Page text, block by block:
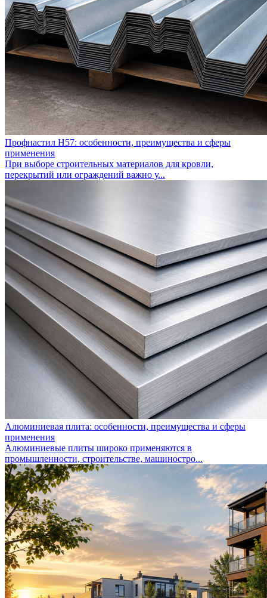
Профнастил Н57: особенности, преимущества и сферы
применения
При выборе строительных материалов для кровли,
перекрытий или ограждений важно у...
Алюминиевая плита: особенности, преимущества и сферы
применения
Алюминиевые плиты широко применяются в
промышленности, строительстве, машиностро...